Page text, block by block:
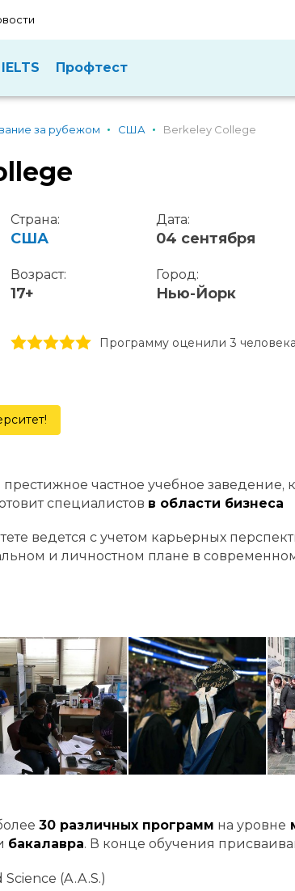
Профтест
за рубежом США Berkeley College
Страна:
США
Дата:
04 сентября
Возраст:
17+
Город:
Нью-Йорк
5 stars
4 stars
3 stars
2 stars
1 stars Программу оценили 3 человекa
престижное частное учебное заведение,
специалистов в области бизнеса
ведется с учетом карьерных
и личностном плане в
30 различных программ на уровне
бакалавра. В конце обучения
(A.A.S.)